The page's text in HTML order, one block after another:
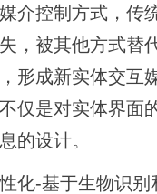
介控制方式，传
，被其他方式替
形成新实体交互
仅是对实体界面
的设计。
化-基于生物识别